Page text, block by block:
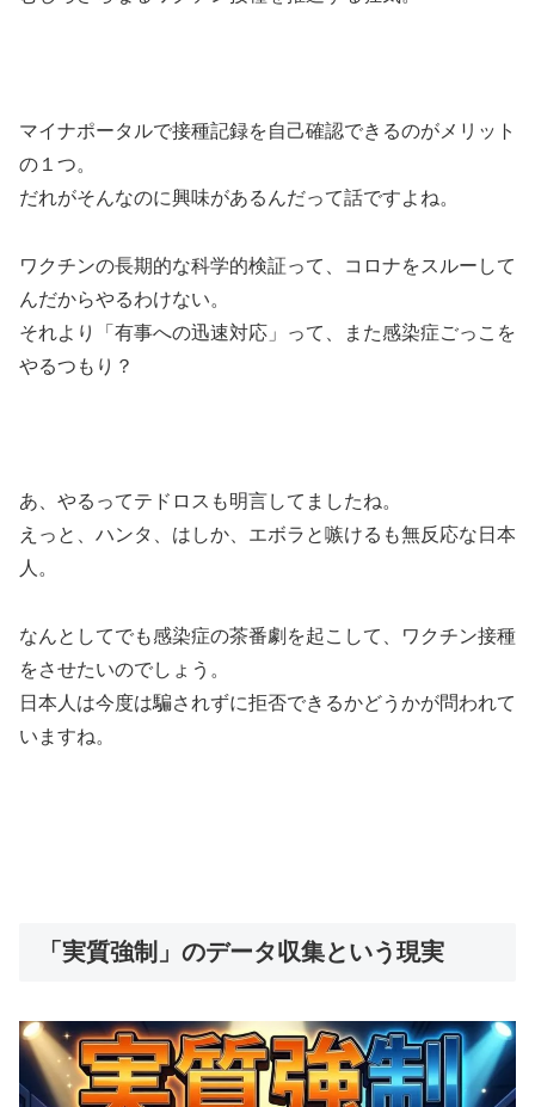
マイナポータルで接種記録を自己確認できるのがメリット
の１つ。
だれがそんなのに興味があるんだって話ですよね。
ワクチンの長期的な科学的検証って、コロナをスルーして
んだからやるわけない。
それより「有事への迅速対応」って、また感染症ごっこを
やるつもり？
あ、やるってテドロスも明言してましたね。
えっと、ハンタ、はしか、エボラと嗾けるも無反応な日本
人。
なんとしてでも感染症の茶番劇を起こして、ワクチン接種
をさせたいのでしょう。
日本人は今度は騙されずに拒否できるかどうかが問われて
いますね。
「実質強制」のデータ収集という現実